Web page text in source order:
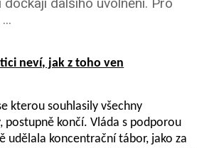
neví, jak z toho ven
kterou souhlasily všechny
postupně končí. Vláda s podporou
udělala koncentrační tábor, jako za